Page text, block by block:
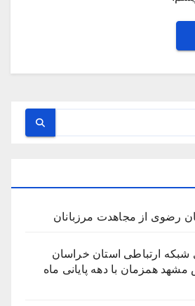
رضوی از مجاهدت مرزبانان
شبکه ارتباطی استان خراسان
همزمان با دهه پایانی ماه